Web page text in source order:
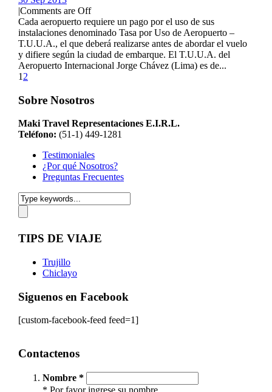
|Comments are Off
Cada aeropuerto requiere un pago por el uso de sus
instalaciones denominado Tasa por Uso de Aeropuerto –
T.U.U.A., el que deberá realizarse antes de abordar el vuelo
y difiere según la ciudad de embarque. El T.U.U.A. del
Aeropuerto Internacional Jorge Chávez (Lima) es de...
1 2
Sobre Nosotros
Maki Travel Representaciones E.I.R.L.
Teléfono: (51-1) 449-1281
Testimoniales
¿Por qué Nosotros?
Preguntas Frecuentes
TIPS DE VIAJE
Trujillo
Chiclayo
Siguenos en Facebook
[custom-facebook-feed feed=1]
Contactenos
Nombre *
* Por favor ingrese su nombre